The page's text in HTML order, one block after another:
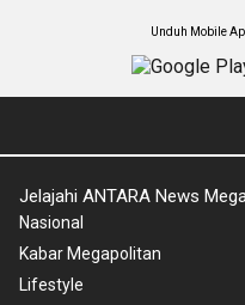
Unduh Mobile
Jelajahi ANTARA News
Nasional
Kabar Megapolitan
Lifestyle